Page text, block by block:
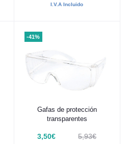
I.V.A Incluido
-41%
Añadir al carrito
Gafas de protección
transparentes
3,50€ 5,93€